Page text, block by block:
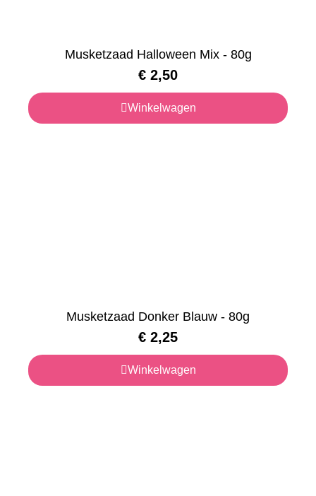
Musketzaad Halloween Mix - 80g
€ 2,50
Winkelwagen
Musketzaad Donker Blauw - 80g
€ 2,25
Winkelwagen